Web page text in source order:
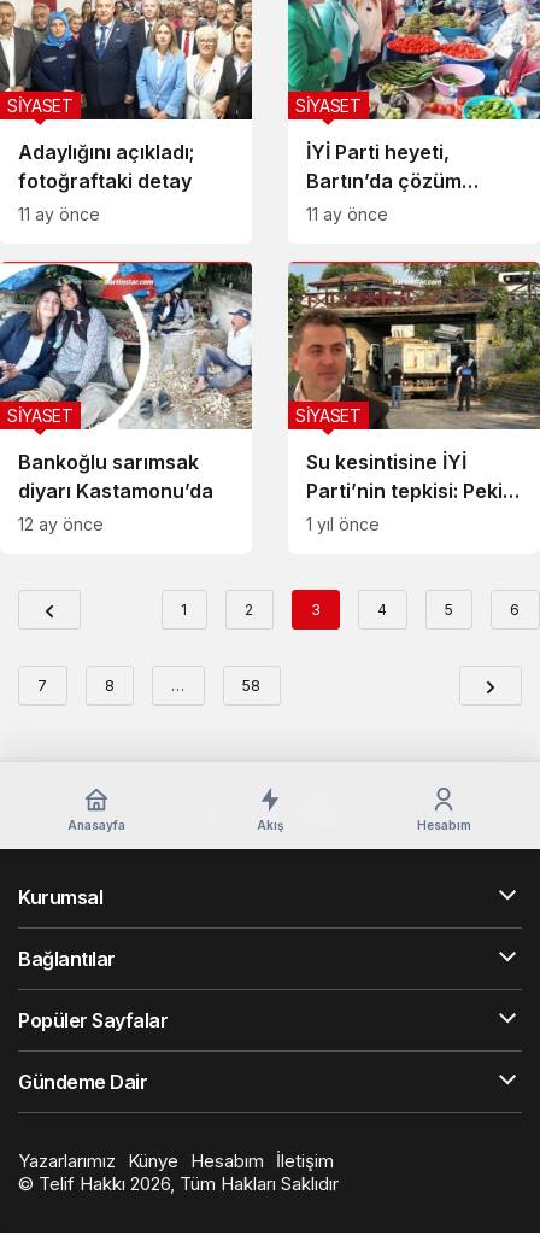
Adaylığını açıkladı;
fotoğraftaki detay
SİYASET
11 ay önce
İYİ Parti heyeti,
Bartın’da çözüm
sürecini şikayet etti
SİYASET
11 ay önce
Bankoğlu sarımsak
diyarı Kastamonu’da
SİYASET
12 ay önce
Su kesintisine İYİ
Parti’nin tepkisi: Peki
kim suçlu?
SİYASET
1 yıl önce
1 2 3 4 5 6
7 8 … 58
Anasayfa Akış Hesabım
Kurumsal
Bağlantılar
Popüler Sayfalar
Gündeme Dair
Yazarlarımız Künye Hesabım
İletişim
© Telif Hakkı 2026, Tüm Hakları Saklıdır